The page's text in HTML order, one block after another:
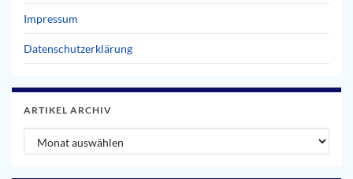
Impressum
Datenschutzerklärung
ARTIKEL ARCHIV
Artikel Archiv